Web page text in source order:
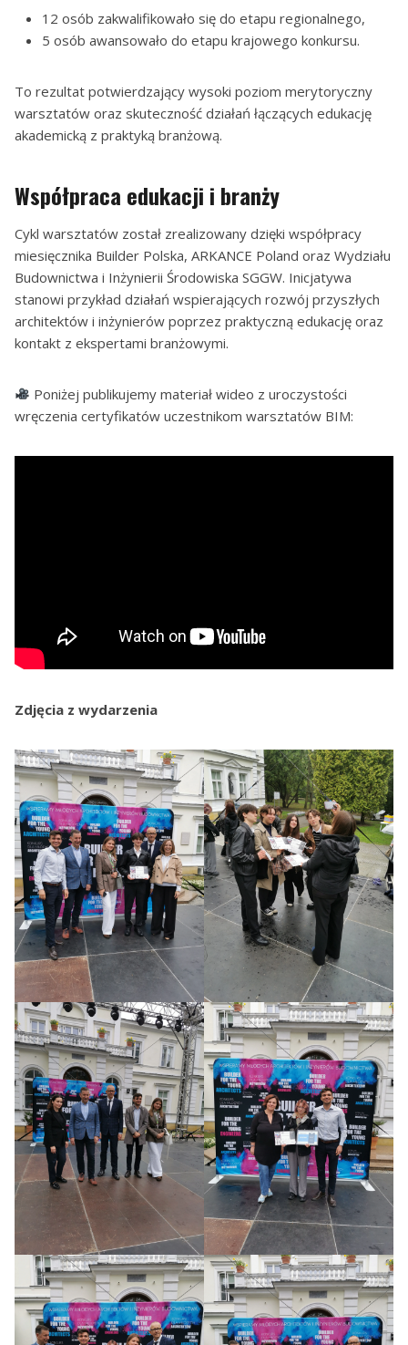
12 osób zakwalifikowało się do etapu regionalnego,
5 osób awansowało do etapu krajowego konkursu.
To rezultat potwierdzający wysoki poziom merytoryczny
warsztatów oraz skuteczność działań łączących edukację
akademicką z praktyką branżową.
Współpraca edukacji i branży
Cykl warsztatów został zrealizowany dzięki współpracy
miesięcznika Builder Polska, ARKANCE Poland oraz Wydziału
Budownictwa i Inżynierii Środowiska SGGW. Inicjatywa
stanowi przykład działań wspierających rozwój przyszłych
architektów i inżynierów poprzez praktyczną edukację oraz
kontakt z ekspertami branżowymi.
Poniżej publikujemy materiał wideo z uroczystości
wręczenia certyfikatów uczestnikom warsztatów BIM:
Zdjęcia z wydarzenia